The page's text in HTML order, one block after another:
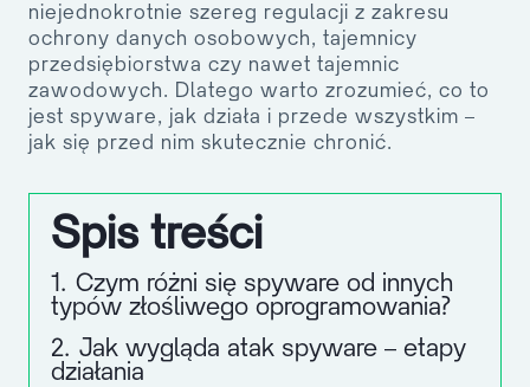
niejednokrotnie szereg regulacji z zakresu
ochrony danych osobowych, tajemnicy
przedsiębiorstwa czy nawet tajemnic
zawodowych. Dlatego warto zrozumieć, co to
jest spyware, jak działa i przede wszystkim –
jak się przed nim skutecznie chronić.
Spis treści
1. Czym różni się spyware od innych
typów złośliwego oprogramowania?
2. Jak wygląda atak spyware – etapy
działania